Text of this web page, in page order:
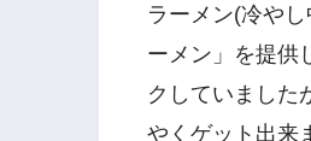
ラーメン(冷や
ーメン」を提供
クしていました
やくゲット出来